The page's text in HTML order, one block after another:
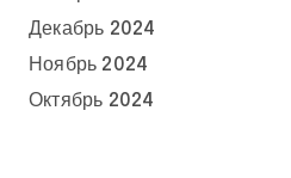
Декабрь 2024
Ноябрь 2024
Октябрь 2024